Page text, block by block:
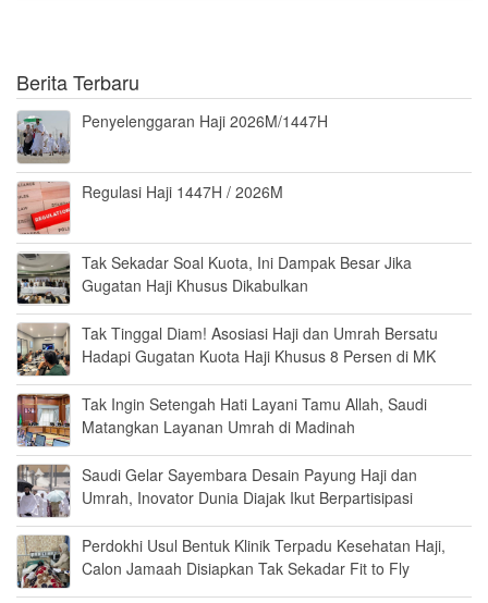
Berita Terbaru
Penyelenggaran Haji 2026M/1447H
Regulasi Haji 1447H / 2026M
Tak Sekadar Soal Kuota, Ini Dampak Besar Jika
Gugatan Haji Khusus Dikabulkan
Tak Tinggal Diam! Asosiasi Haji dan Umrah Bersatu
Hadapi Gugatan Kuota Haji Khusus 8 Persen di MK
Tak Ingin Setengah Hati Layani Tamu Allah, Saudi
Matangkan Layanan Umrah di Madinah
Saudi Gelar Sayembara Desain Payung Haji dan
Umrah, Inovator Dunia Diajak Ikut Berpartisipasi
Perdokhi Usul Bentuk Klinik Terpadu Kesehatan Haji,
Calon Jamaah Disiapkan Tak Sekadar Fit to Fly